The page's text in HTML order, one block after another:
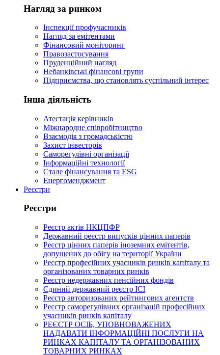
Нагляд за ринком
Інспекції профучасників
Нагляд за емітентами
Фінансовий моніторинг
Правозастосування
Пруденційний нагляд
Небанківські фінансові групи
Підприємства, що становлять суспільний інтерес
Інша діяльність
Атестація керівників
Міжнародне співробітництво
Взаємодія з громадськістю
Захист інвесторів
Саморегулівні організації
Інформаційні технології
Стале фінансування та ESG
Енергоменджмент
Реєстри
Реєстри
Реєстр актів НКЦПФР
Державний реєстр випусків цінних паперів
Реєстр цінних паперів іноземних емітентів,
допущених до обігу на території України
Реєстр професійних учасників ринків капіталу та
організованих товарних ринків
Реєстр недержавних пенсійних фондів
Єдиний державний реєстр ІСІ
Реєстр авторизованих рейтингових агентств
Реєстр саморегулівних організацій професійних
учасників ринків капіталу
РЕЄСТР ОСІБ, УПОВНОВАЖЕНИХ
НАДАВАТИ ІНФОРМАЦІЙНІ ПОСЛУГИ НА
РИНКАХ КАПІТАЛУ ТА ОРГАНІЗОВАНИХ
ТОВАРНИХ РИНКАХ